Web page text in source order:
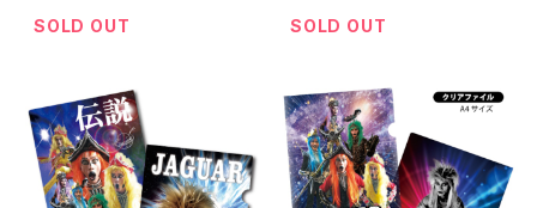
SOLD OUT
SOLD OUT